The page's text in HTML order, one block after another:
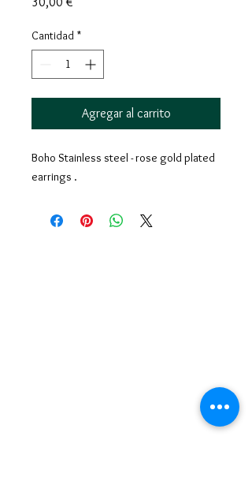
Cantidad *
Agregar al carrito
Boho Stainless steel - rose gold plated
earrings .